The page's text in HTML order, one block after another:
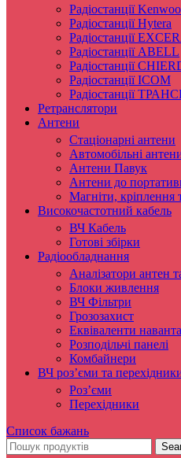
Радіостанції
Радіостанції Hytera
Радіостанції
Радіостанції ABELL
Радіостанції
Радіостанції ICOM
Радіостанції
Ретранслятори
Антени
Стаціонарні антени
Автомобільні
Антени Павук
Антени до
Магніти, кріплення
Високочастотний кабель
ВЧ Кабель
Готові збірки
Радіообладнання
Аналізатори антен
Блоки живлення
ВЧ Фільтри
Грозозахист
Еквіваленти
Розподільчі панелі
Комбайнери
ВЧ роз’єми та
Роз’єми
Перехідники
Список бажань